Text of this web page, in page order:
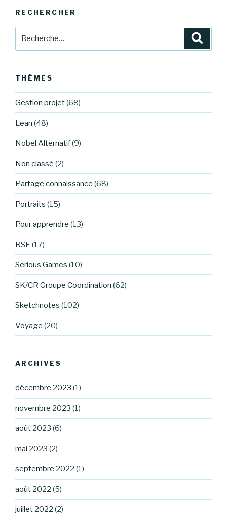
RECHERCHER
THÈMES
Gestion projet(68)
Lean (48)
Nobel Alternatif(9)
Non classé (2)
Partage connaissance (68)
Portraits (15)
Pour apprendre (13)
RSE (17)
Serious Games (10)
SK/CR Groupe Coordination (62)
Sketchnotes (102)
Voyage (20)
ARCHIVES
décembre 2023 (1)
novembre 2023 (1)
août 2023 (6)
mai 2023 (2)
septembre 2022 (1)
août 2022 (5)
juillet 2022 (2)